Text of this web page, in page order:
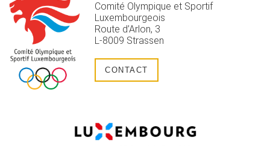
Comité Olympique et Sportif
Luxembourgeois
Route d’Arlon, 3
L-8009 Strassen
CONTACT